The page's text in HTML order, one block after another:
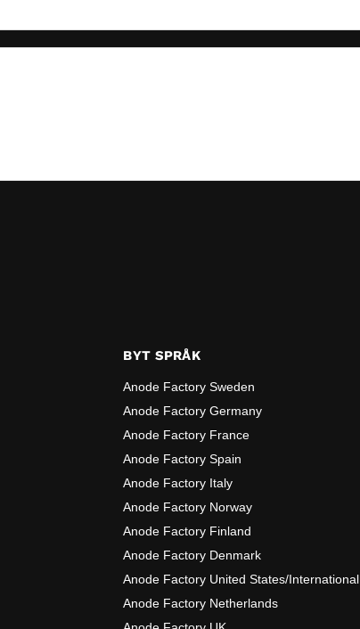
BYT SPRÅK
Anode Factory Sweden
Anode Factory Germany
Anode Factory France
Anode Factory Spain
Anode Factory Italy
Anode Factory Norway
Anode Factory Finland
Anode Factory Denmark
Anode Factory United States/International
Anode Factory Netherlands